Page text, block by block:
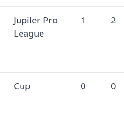
Jupiler Pro
League
1 2
Cup 0 0